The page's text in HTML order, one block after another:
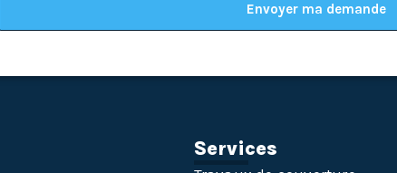
Envoyer ma demande
Services